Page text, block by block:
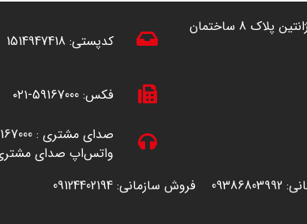
آدرس: تهران ، خیابان آفریقا (شمال به جنوب) نرسیده به میدان آرژانتین پلاک 8 ساختمان
کدپستی:1514947418
فکس:59167000-۰۲۱
صدای مشتری :
واتس‌اپ صدای
09386803992 فروش سازمانی: 09124402194